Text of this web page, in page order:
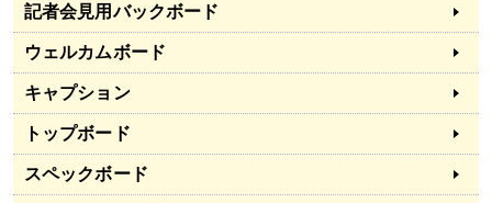
記者会見用バックボード
ウェルカムボード
キャプション
トップボード
スペックボード